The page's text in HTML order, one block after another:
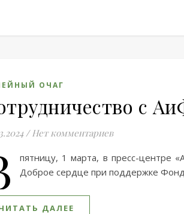
ОЧАГ
с
/ Нет комментариев
пятницу, 1 марта, в пресс-центре
Доброе сердце при поддержке
ДАЛЕЕ